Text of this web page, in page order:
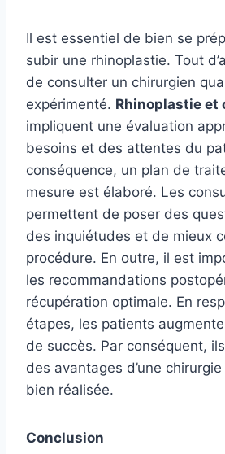
Il est essentiel de bien se
subir une rhinoplastie. Tout
de consulter un chirurgien
expérimenté. Rhinoplastie et
impliquent une évaluation
besoins et des attentes du
conséquence, un plan de
mesure est élaboré. Les
permettent de poser des
des inquiétudes et de mieux
procédure. En outre, il est
les recommandations
récupération optimale. En
étapes, les patients
de succès. Par conséquent,
des avantages d’une
bien réalisée.
Conclusion